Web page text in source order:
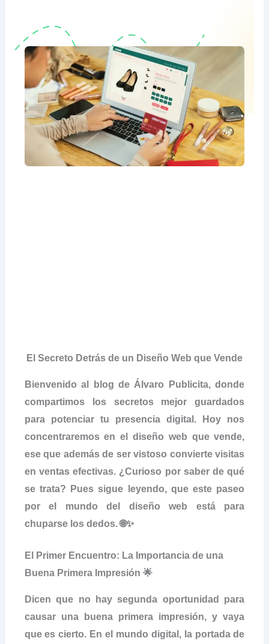
El Secreto Detrás de un Diseño Web que Vende
Bienvenido al blog de Álvaro Publicita, donde
compartimos los secretos mejor guardados
para potenciar tu presencia digital. Hoy nos
concentraremos en el diseño web que vende,
ese que además de ser vistoso convierte visitas
en ventas efectivas. ¿Curioso por saber de qué
se trata? Pues sigue leyendo, que este paseo
por el mundo del diseño web está para
chuparse los dedos. 🌐✨
El Primer Encuentro: La Importancia de una
Buena Primera Impresión 🌟
Dicen que no hay segunda oportunidad para
causar una buena primera impresión, y vaya
que es cierto. En el mundo digital, la portada de